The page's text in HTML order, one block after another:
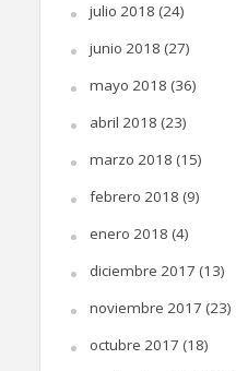
julio 2018 (24)
junio 2018 (27)
mayo 2018 (36)
abril 2018 (23)
marzo 2018 (15)
febrero 2018 (9)
enero 2018 (4)
diciembre 2017 (13)
noviembre 2017 (23)
octubre 2017 (18)